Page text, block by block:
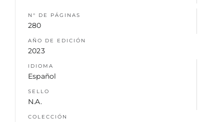
N° DE PÁGINAS
280
AÑO DE EDICIÓN
2023
IDIOMA
Español
SELLO
N.A.
COLECCIÓN